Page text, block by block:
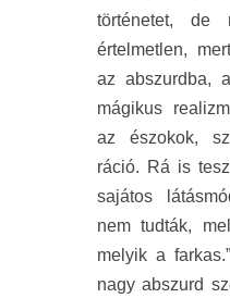
történetet, de
értelmetlen,
az abszurdba,
mágikus
az észokok,
ráció. Rá is
sajátos
nem tudták,
melyik a
nagy abszurd